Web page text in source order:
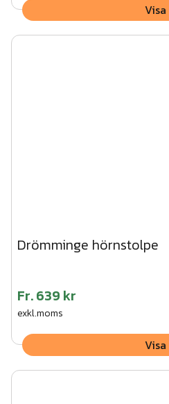
Visa
Drömminge hörnstolpe
Fr.639 kr
exkl.moms
Visa